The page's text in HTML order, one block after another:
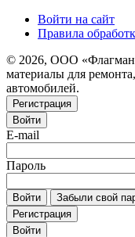
Войти на сайт
Правила
© 2026, ООО
материалы для
автомобилей.
Регистрация
Войти
E-mail
Пароль
Войти
Забыли свой
Регистрация
Войти